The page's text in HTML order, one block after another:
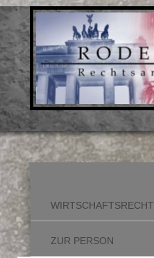
WIRTSCHAFTSRECHT
ZUR PERSON